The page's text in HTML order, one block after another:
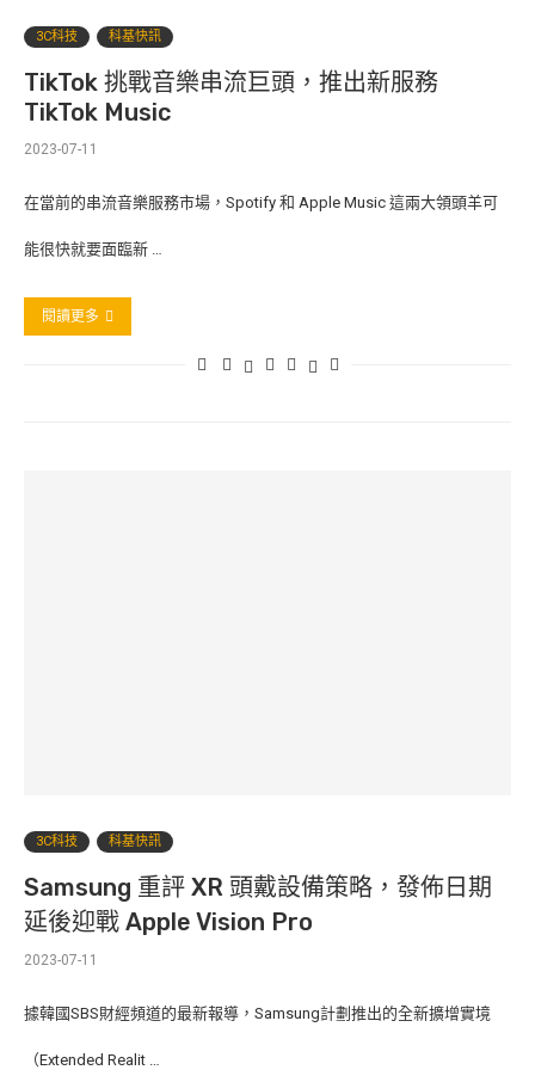
3C科技 科基快訊
TikTok 挑戰音樂串流巨頭，推出新服務
TikTok Music
2023-07-11
在當前的串流音樂服務市場，Spotify 和 Apple Music 這兩大領頭羊可
能很快就要面臨新 …
閱讀更多
3C科技 科基快訊
Samsung 重評 XR 頭戴設備策略，發佈日期
延後迎戰 Apple Vision Pro
2023-07-11
據韓國SBS財經頻道的最新報導，Samsung計劃推出的全新擴增實境
（Extended Realit …